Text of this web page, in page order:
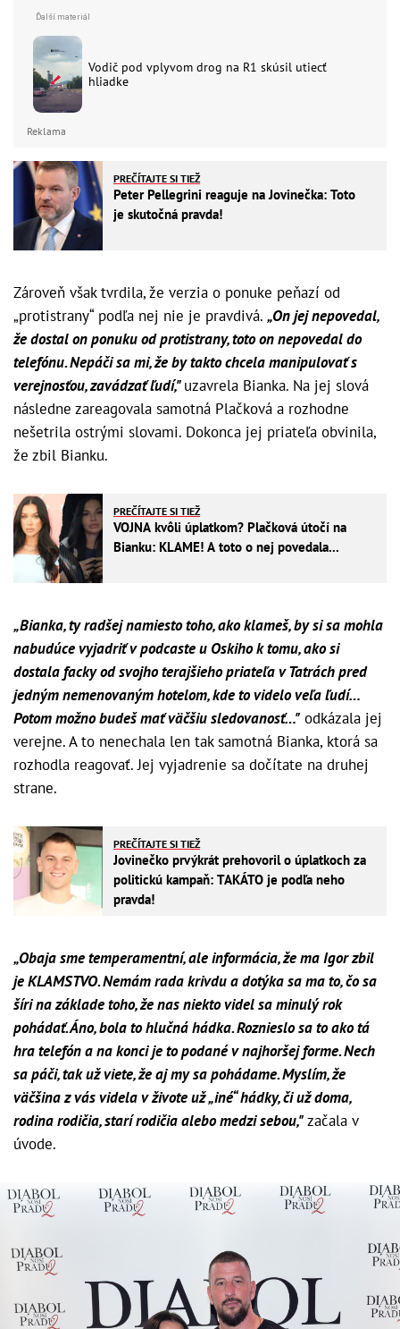
Vodič pod vplyvom drog na R1 skúsil utiecť
hliadke
Reklama
PREČÍTAJTE SI TIEŽ
Peter Pellegrini reaguje na Jovinečka: Toto
je skutočná pravda!
Zároveň však tvrdila, že verzia o ponuke peňazí od
„protistrany“ podľa nej nie je pravdivá. „On jej nepovedal,
že dostal on ponuku od protistrany, toto on nepovedal do
telefónu. Nepáči sa mi, že by takto chcela manipulovať s
verejnosťou, zavádzať ľudí,"uzavrela Bianka. Na jej slová
následne zareagovala samotná Plačková a rozhodne
nešetrila ostrými slovami. Dokonca jej priateľa obvinila,
že zbil Bianku.
PREČÍTAJTE SI TIEŽ
VOJNA kvôli úplatkom? Plačková útočí na
Bianku: KLAME! A toto o nej povedala...
„Bianka, ty radšej namiesto toho, ako klameš, by si sa mohla
nabudúce vyjadriť v podcaste u Oskiho k tomu, ako si
dostala facky od svojho terajšieho priateľa v Tatrách pred
jedným nemenovaným hotelom, kde to videlo veľa ľudí…
Potom možno budeš mať väčšiu sledovanosť…" odkázala jej
verejne. A to nenechala len tak samotná Bianka, ktorá sa
rozhodla reagovať. Jej vyjadrenie sa dočítate na druhej
strane.
PREČÍTAJTE SI TIEŽ
Jovinečko prvýkrát prehovoril o úplatkoch za
politickú kampaň: TAKÁTO je podľa neho
pravda!
„Obaja sme temperamentní, ale informácia, že ma Igor zbil
je KLAMSTVO. Nemám rada krivdu a dotýka sa ma to, čo sa
šíri na základe toho, že nas niekto videl sa minulý rok
pohádať. Áno, bola to hlučná hádka. Roznieslo sa to ako tá
hra telefón a na konci je to podané v najhoršej forme. Nech
sa páči, tak už viete, že aj my sa pohádame. Myslím, že
väčšina z vás videla v živote už „iné“ hádky, či už doma,
rodina rodičia, starí rodičia alebo medzi sebou,"začala v
úvode.